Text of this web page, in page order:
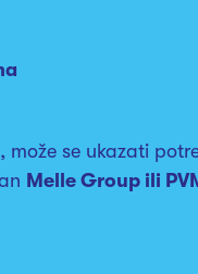
se ukazati
Melle Group ili